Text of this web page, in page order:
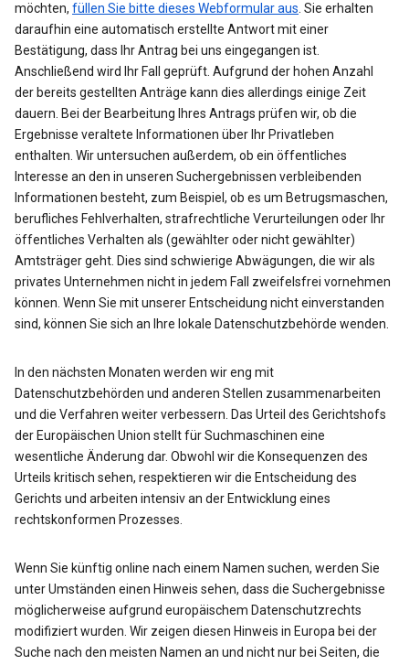
möchten, füllen Sie bitte dieses Webformular aus . Sie erhalten
daraufhin eine automatisch erstellte Antwort mit einer
Bestätigung, dass Ihr Antrag bei uns eingegangen ist.
Anschließend wird Ihr Fall geprüft. Aufgrund der hohen Anzahl
der bereits gestellten Anträge kann dies allerdings einige Zeit
dauern. Bei der Bearbeitung Ihres Antrags prüfen wir, ob die
Ergebnisse veraltete Informationen über Ihr Privatleben
enthalten. Wir untersuchen außerdem, ob ein öffentliches
Interesse an den in unseren Suchergebnissen verbleibenden
Informationen besteht, zum Beispiel, ob es um Betrugsmaschen,
berufliches Fehlverhalten, strafrechtliche Verurteilungen oder Ihr
öffentliches Verhalten als (gewählter oder nicht gewählter)
Amtsträger geht. Dies sind schwierige Abwägungen, die wir als
privates Unternehmen nicht in jedem Fall zweifelsfrei vornehmen
können. Wenn Sie mit unserer Entscheidung nicht einverstanden
sind, können Sie sich an Ihre lokale Datenschutzbehörde wenden.
In den nächsten Monaten werden wir eng mit
Datenschutzbehörden und anderen Stellen zusammenarbeiten
und die Verfahren weiter verbessern. Das Urteil des Gerichtshofs
der Europäischen Union stellt für Suchmaschinen eine
wesentliche Änderung dar. Obwohl wir die Konsequenzen des
Urteils kritisch sehen, respektieren wir die Entscheidung des
Gerichts und arbeiten intensiv an der Entwicklung eines
rechtskonformen Prozesses.
Wenn Sie künftig online nach einem Namen suchen, werden Sie
unter Umständen einen Hinweis sehen, dass die Suchergebnisse
möglicherweise aufgrund europäischem Datenschutzrechts
modifiziert wurden. Wir zeigen diesen Hinweis in Europa bei der
Suche nach den meisten Namen an und nicht nur bei Seiten, die